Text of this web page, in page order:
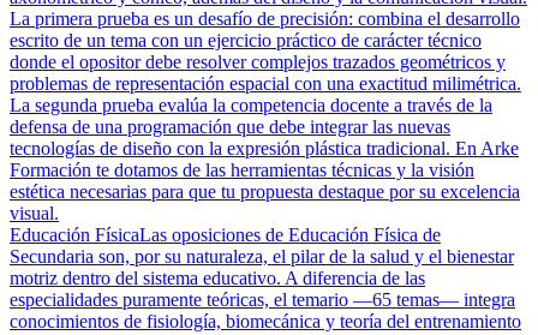
La primera prueba es un desafío de precisión: combina el desarrollo
escrito de un tema con un ejercicio práctico de carácter técnico
donde el opositor debe resolver complejos trazados geométricos y
problemas de representación espacial con una exactitud milimétrica.
La segunda prueba evalúa la competencia docente a través de la
defensa de una programación que debe integrar las nuevas
tecnologías de diseño con la expresión plástica tradicional. En Arke
Formación te dotamos de las herramientas técnicas y la visión
estética necesarias para que tu propuesta destaque por su excelencia
visual.
Educación FísicaLas oposiciones de Educación Física de
Secundaria son, por su naturaleza, el pilar de la salud y el bienestar
motriz dentro del sistema educativo. A diferencia de las
especialidades puramente teóricas, el temario —65 temas— integra
conocimientos de fisiología, biomecánica y teoría del entrenamiento